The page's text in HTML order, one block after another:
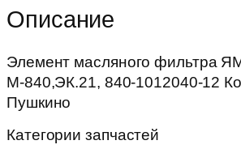
840-
12
Кострома/
Пушкино
Описание
Элемент масляного фильтра
М-840,ЭК.21, 840-1012040-12
Пушкино
Категории запчастей